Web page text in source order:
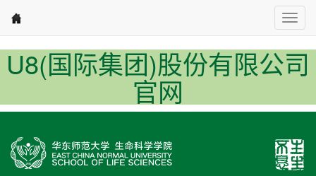
U8(国际集团)股份有限公司
官网
Nav1